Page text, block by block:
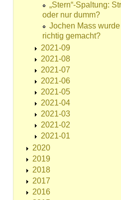
„Stern“-Spaltung:
oder nur dumm?
Jochen Mass
richtig gemacht?
2021-09
2021-08
2021-07
2021-06
2021-05
2021-04
2021-03
2021-02
2021-01
2020
2019
2018
2017
2016